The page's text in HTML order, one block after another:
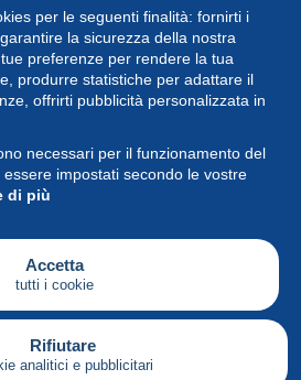
per le seguenti finalità: fornirti i
la sicurezza della nostra
preferenze per rendere la tua
produrre statistiche per adattare il
offrirti pubblicità personalizzata in
necessari per il funzionamento del
impostati secondo le vostre
di più
Accetta
tutti i cookie
Rifiutare
analitici e pubblicitari